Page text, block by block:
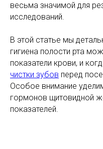
весьма значимой для
исследований.
В этой статье мы
гигиена полости рта
показатели крови, и
чистки зубов перед
Особое внимание
гормонов щитовидной
показателей.